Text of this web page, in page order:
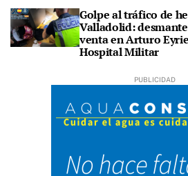
Golpe al tráfico de
Valladolid:
venta en Arturo
Hospital Militar